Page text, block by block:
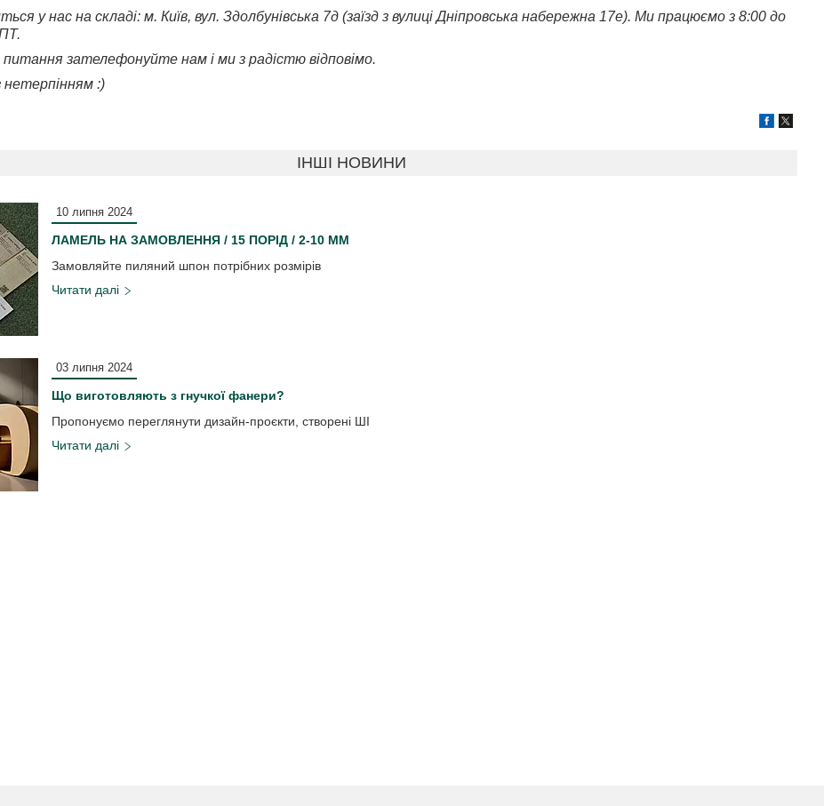
у нас на складі: м. Київ, вул. Здолбунівська 7д (заїзд з вулиці Дніпровська набережна 17е). Ми працюємо з 8:00 до
зателефонуйте нам і ми з радістю відповімо.
нетерпінням :)
ІНШІ НОВИНИ
10 липня 2024
ЛАМЕЛЬ НА ЗАМОВЛЕННЯ / 15 ПОРІД / 2-10 ММ
Замовляйте пиляний шпон потрібних розмірів
03 липня 2024
Що виготовляють з гнучкої фанери?
Пропонуємо переглянути дизайн-проєкти, створені ШІ